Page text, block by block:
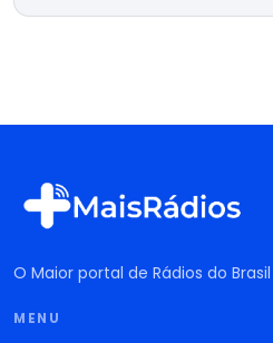
O Maior portal de Rádios do Brasil
MENU